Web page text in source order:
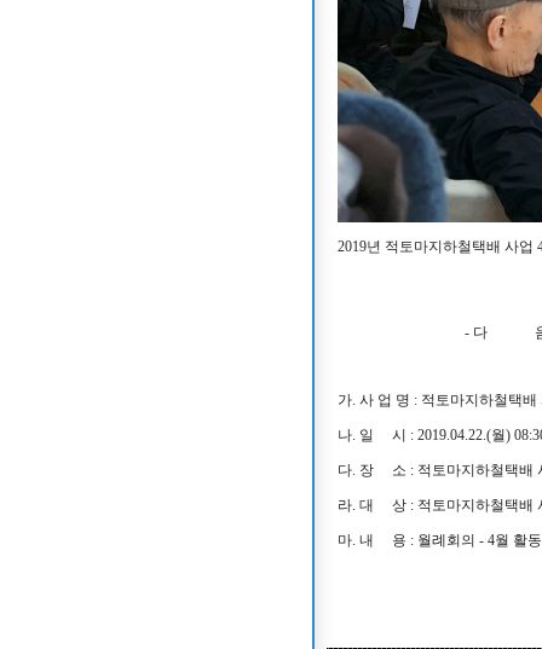
2019년 적토마지하철택배 사업
- 다 음
가. 사 업 명 : 적토마지하철택
나. 일 시 : 2019.04.22.(월)
다. 장 소 : 적토마지하철택배
라. 대 상 : 적토마지하철택배
마. 내 용 : 월례회의 - 4월 활